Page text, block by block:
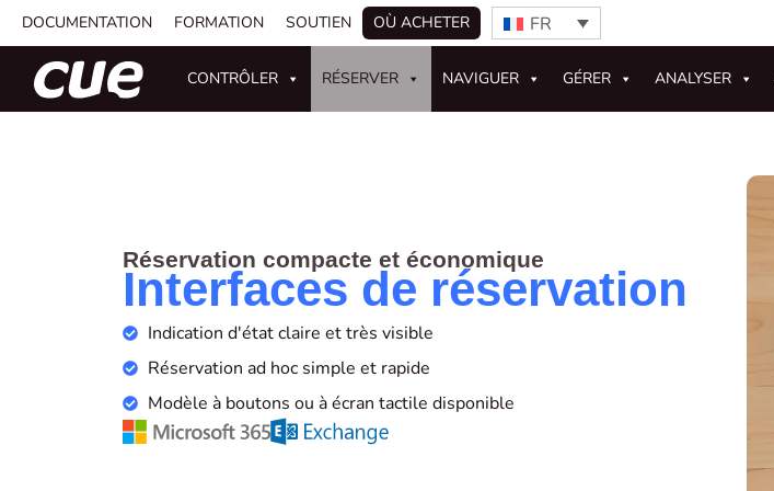
DOCUMENTATION FORMATION SOUTIEN OÙ ACHETER FR
CONTRÔLER RÉSERVER NAVIGUER GÉRER ANALYSER
Réservation compacte et économique
Interfaces de réservation
Indication d'état claire et très visible
Réservation ad hoc simple et rapide
Modèle à boutons ou à écran tactile disponible